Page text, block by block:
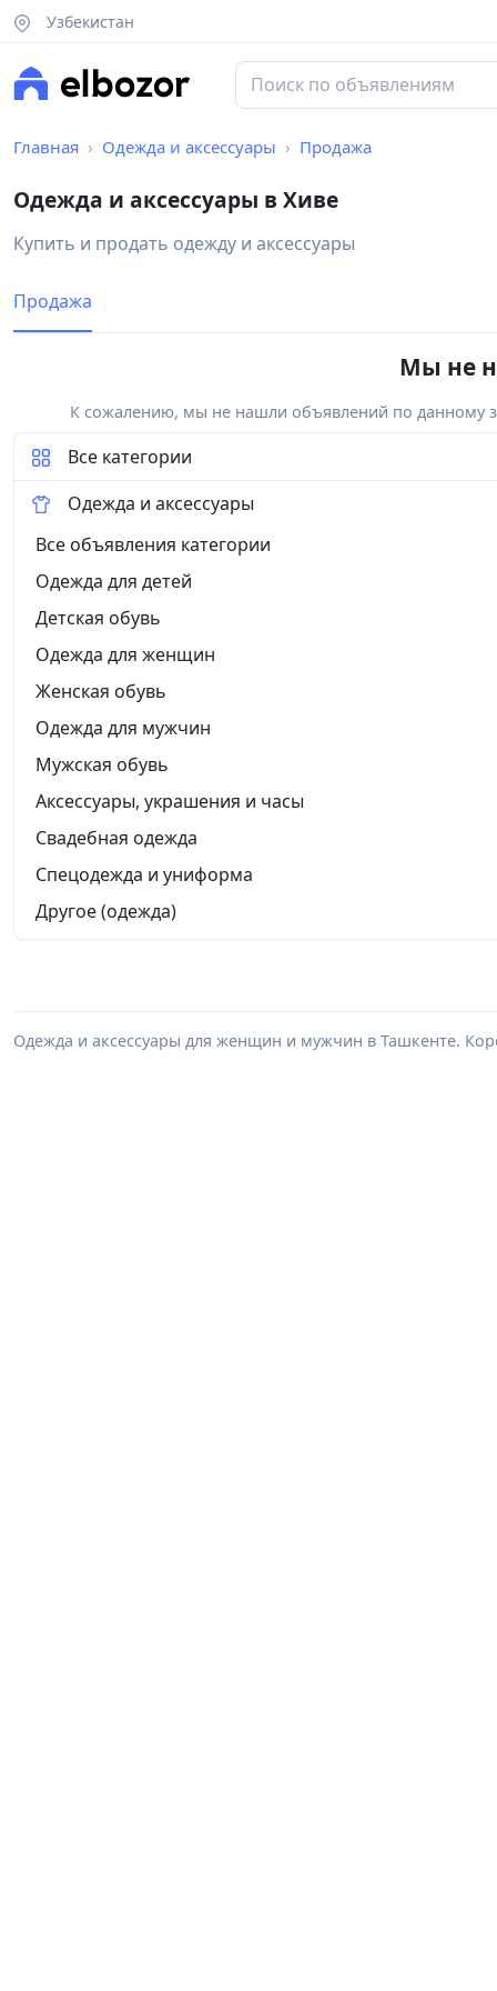
Узбекистан
Главная Одежда и аксессуары Продажа
Одежда и аксессуары в Хиве
Купить и продать одежду и аксессуары
Продажа
Мы не
К сожалению, мы не нашли объявлений по данному
Все категории
Одежда и аксессуары
Все объявления категории
Одежда для детей
Детская обувь
Одежда для женщин
Женская обувь
Одежда для мужчин
Мужская обувь
Аксессуары, украшения и часы
Свадебная одежда
Спецодежда и униформа
Другое (одежда)
Одежда и аксессуары для женщин и мужчин в Ташкенте.